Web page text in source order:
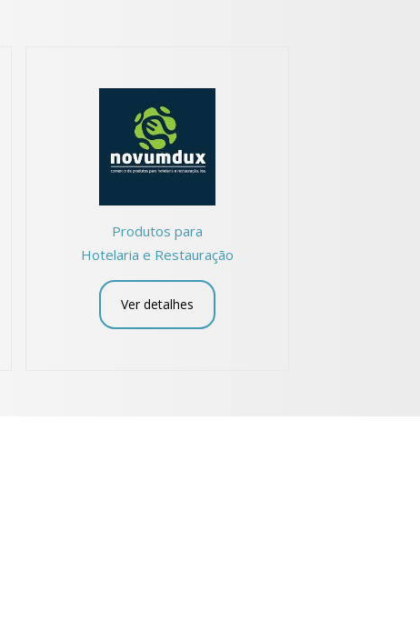
Produtos para
Hotelaria e Restauração
Ver detalhes